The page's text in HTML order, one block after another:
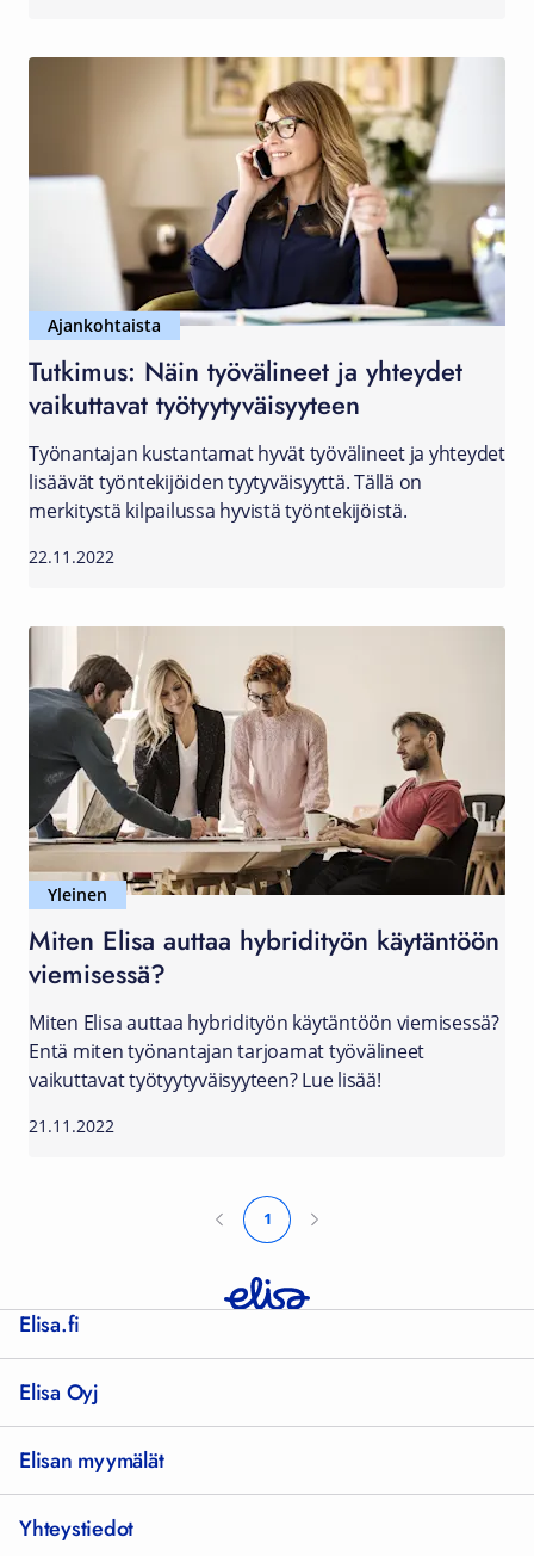
Ajankohtaista
Tutkimus: Näin työvälineet ja yhteydet
vaikuttavat työtyytyväisyyteen
Työnantajan kustantamat hyvät työvälineet ja yhteydet
lisäävät työntekijöiden tyytyväisyyttä. Tällä on
merkitystä kilpailussa hyvistä työntekijöistä.
22.11.2022
Yleinen
Miten Elisa auttaa hybridityön käytäntöön
viemisessä?
Miten Elisa auttaa hybridityön käytäntöön viemisessä?
Entä miten työnantajan tarjoamat työvälineet
vaikuttavat työtyytyväisyyteen? Lue lisää!
21.11.2022
1
Elisa.fi
Elisa Oyj
Elisan myymälät
Yhteystiedot